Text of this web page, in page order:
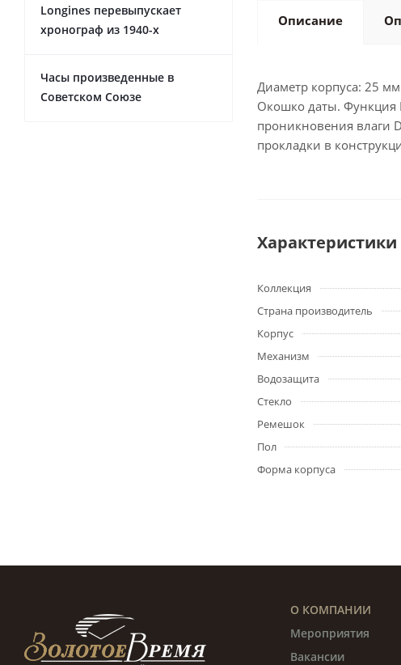
Описание
Диаметр корпуса: 25
Окошко даты. Функция
проникновения влаги
прокладки в
Характеристики
Коллекция
Страна производитель
Корпус
Механизм
Водозащита
Стекло
Ремешок
Пол
Форма корпуса
Longines перевыпускает
хронограф из 1940-х
Часы произведенные в
Советском Союзе
О КОМПАНИИ
Мероприятия
Вакансии